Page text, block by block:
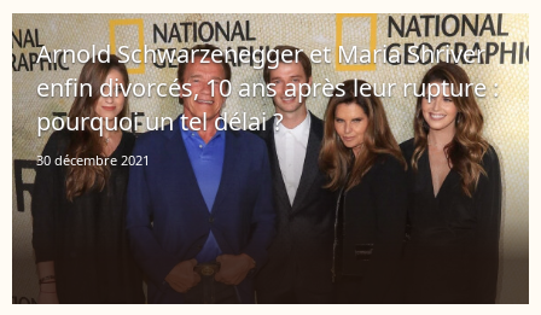
Arnold Schwarzenegger et Maria Shriver
enfin divorcés, 10 ans après leur rupture :
pourquoi un tel délai ?
30 décembre 2021